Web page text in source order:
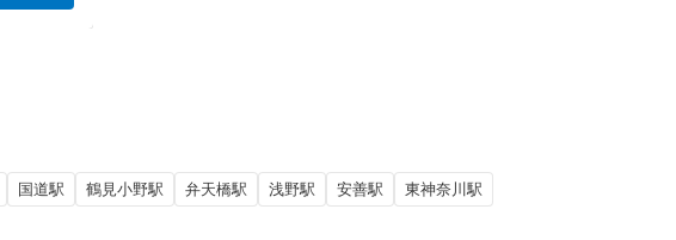
国道駅 鶴見小野駅 弁天橋駅 浅野駅 安善駅 東神奈川駅